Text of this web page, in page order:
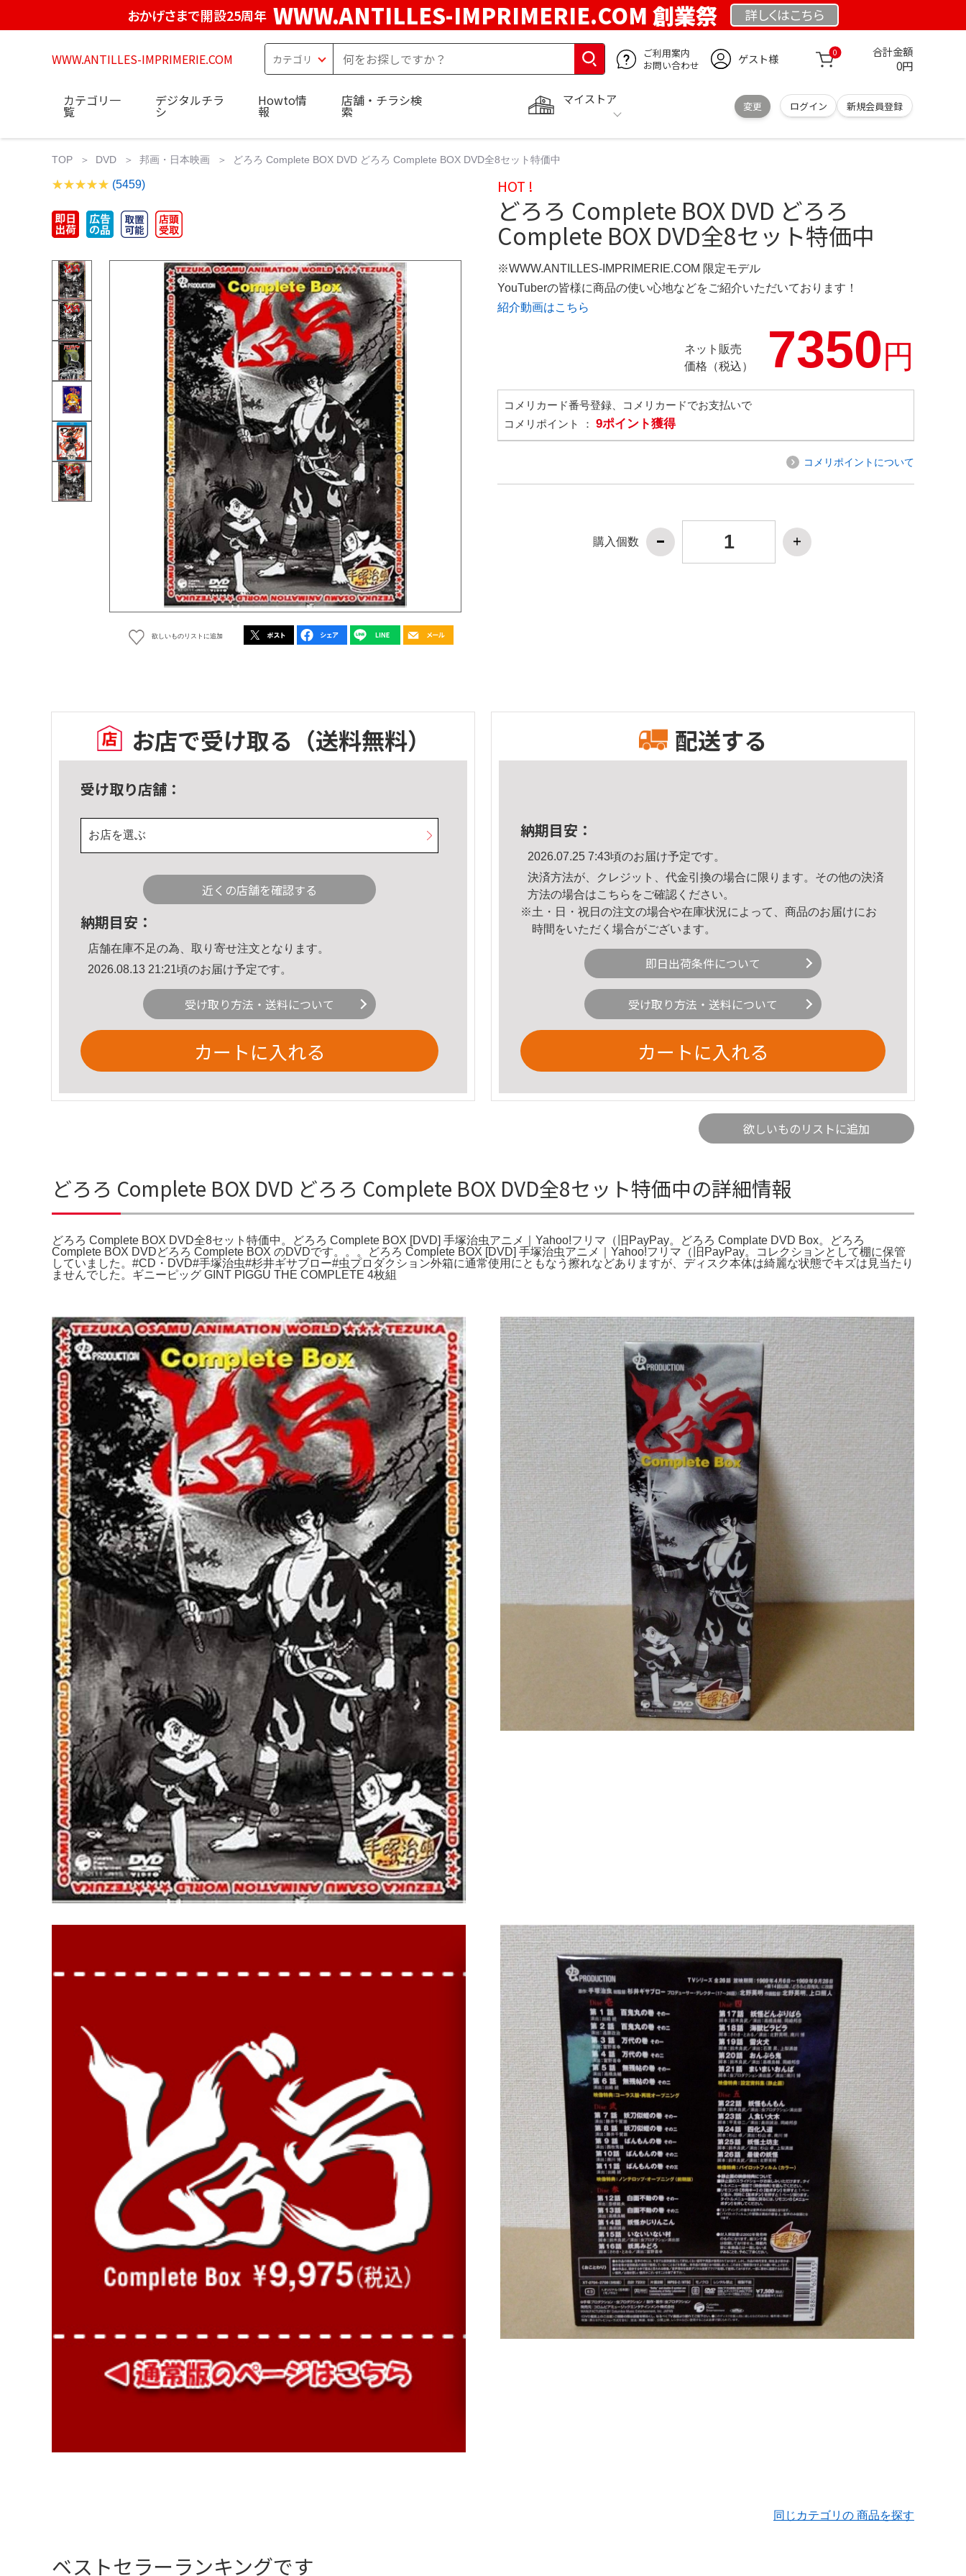
おかげさまで開設25周年 WWW.ANTILLES-IMPRIMERIE.COM 創業祭 詳しくはこちら
WWW.ANTILLES-IMPRIMERIE.COM
ご利用案内
お問い合わせ
ゲスト様 0 合計金額
0円
マイストア
変更 ログイン 新規会員登録
カテゴリ一
覧
デジタルチラ
シ
Howto情
報
店舗・チラシ検
索
TOP DVD 邦画・日本映画 どろろ Complete BOX DVD どろろ Complete BOX DVD全8セット特価中
(5459)
欲しいものリストに追加
HOT !
どろろ Complete BOX DVD どろろ
Complete BOX DVD全8セット特価中
※WWW.ANTILLES-IMPRIMERIE.COM 限定モデル
YouTuberの皆様に商品の使い心地などをご紹介いただいております！
紹介動画はこちら
ネット販売
価格（税込）
7350円
コメリカード番号登録、コメリカードでお支払いで
コメリポイント ： 9ポイント獲得
コメリポイントについて
購入個数
お店で受け取る （送料無料）
受け取り店舗：
お店を選ぶ
近くの店舗を確認する
納期目安：
店舗在庫不足の為、取り寄せ注文となります。
2026.08.13 21:21頃のお届け予定です。
受け取り方法・送料について
カートに入れる
配送する
納期目安：
2026.07.25 7:43頃のお届け予定です。
決済方法が、クレジット、代金引換の場合に限ります。その他の決済
方法の場合はこちら をご確認ください。
※土・日・祝日の注文の場合や在庫状況によって、商品のお届けにお
時間をいただく場合がございます。
即日出荷条件について
受け取り方法・送料について
カートに入れる
欲しいものリストに追加
どろろ Complete BOX DVD どろろ Complete BOX DVD全8セット特価中の詳細情報
どろろ Complete BOX DVD全8セット特価中。どろろ Complete BOX [DVD] 手塚治虫アニメ｜Yahoo!フリマ（旧PayPay。どろろ Complate DVD Box。どろろ
Complete BOX DVDどろろ Complete BOX のDVDです。。。どろろ Complete BOX [DVD] 手塚治虫アニメ｜Yahoo!フリマ（旧PayPay。コレクションとして棚に保管
していました。#CD・DVD#手塚治虫#杉井ギサブロー#虫プロダクション外箱に通常使用にともなう擦れなどありますが、ディスク本体は綺麗な状態でキズは見当たり
ませんでした。ギニーピッグ GINT PIGGU THE COMPLETE 4枚組
同じカテゴリの 商品を探す
ベストセラーランキングです